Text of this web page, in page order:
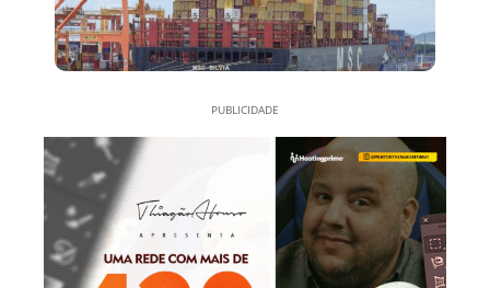
PUBLICIDADE